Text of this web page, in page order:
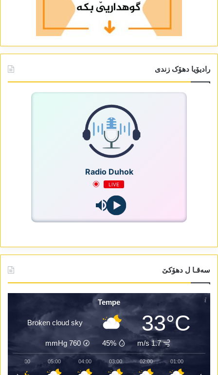
رادیۆیا دھۆک زندی
Radio Duhok
LIVE
سەقـا ل دھۆکێ
Tempe
33°C
Broken cloud sky
1.7 m/s
45%
760
mmHg
01:00
02:00
03:00
04:00
05:00
06:00